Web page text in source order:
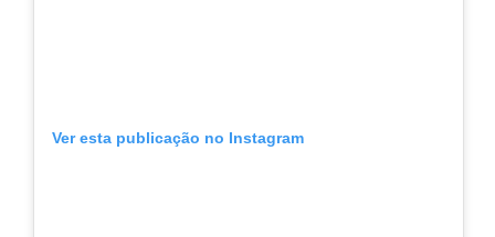
Ver esta publicação no Instagram